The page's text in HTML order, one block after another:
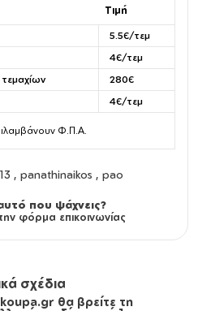
Τιμή
5.5€/τεμ
4€/τεμ
τεμαχίων
280€
4€/τεμ
Φ.Π.Α.
, panathinaikos , pao
που ψάχνεις?
φόρμα επικοινωνίας
σχέδια
θα βρείτε τη